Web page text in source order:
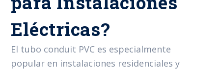
Eléctricas?
El tubo conduit PVC es especialmente
popular en instalaciones residenciales y